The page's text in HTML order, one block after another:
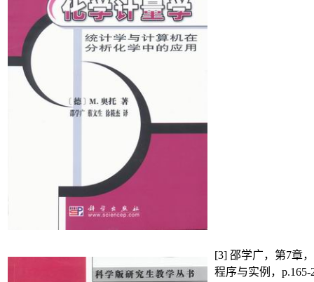
[3] 邵学广，第7章
程序与实例， p.165-